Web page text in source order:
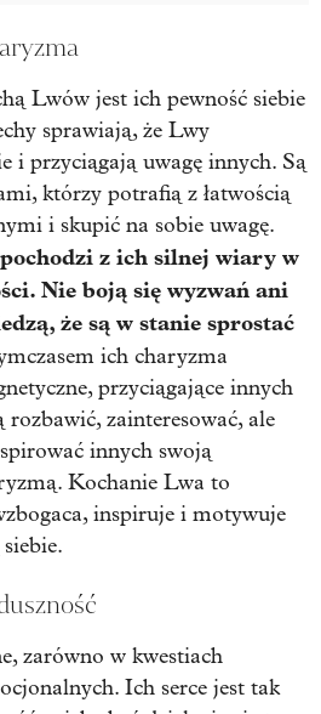
Lwów jest ich pewność siebie
sprawiają, że Lwy
i przyciągają uwagę innych. Są
którzy potrafią z łatwością
i skupić na sobie uwagę.
z ich silnej wiary w
Nie boją się wyzwań ani
że są w stanie sprostać
ich charyzma
przyciągające innych
zainteresować, ale
innych swoją
Kochanie Lwa to
inspiruje i motywuje
zarówno w kwestiach
Ich serce jest tak